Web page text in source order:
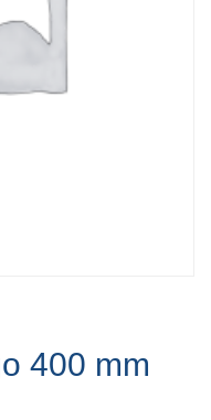
400 mm